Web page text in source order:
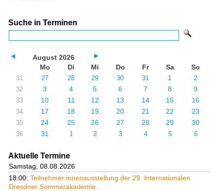
Suche in Terminen
August 2026
Mo
Di Mi Do Fr Sa So
31 27 28 29 30 31 1 2
32 3 4 5 6 7 8 9
33 10 11 12 13 14 15 16
34 17 18 19 20 21 22 23
35 24 25 26 27 28 29 30
36 31 1 2 3 4 5 6
Aktuelle Termine
Samstag, 08.08.2026
18:00: Teilnehmer:innenausstellung der 29. Internationalen
Dresdner Sommerakademie